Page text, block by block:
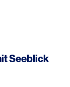
Seeblick